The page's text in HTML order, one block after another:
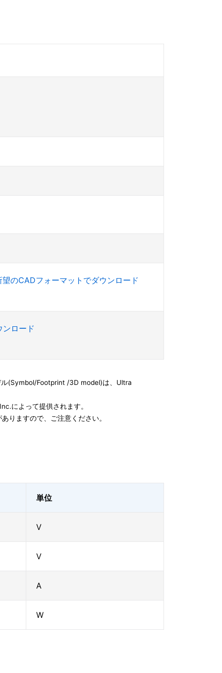
望のCADフォーマットでダウンロード
ロード
(Symbol/Footprint /3D model)は、Ultra
によって提供されます。
りますので、ご注意ください。
単位
V
V
A
W